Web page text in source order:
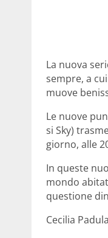
La nuova
sempre, a
muove
Le nuove
si Sky)
giorno, alle
In queste
mondo
questione
Cecilia